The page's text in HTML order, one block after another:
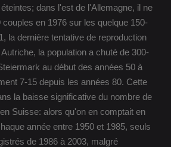
dans l'est de l'Allemagne, il ne
en 1976 sur les quelque 150-
la dernière tentative de reproduction
la population a chuté de 300-
au début des années 50 à
7-15 depuis les années 80. Cette
la baisse significative du nombre de
Suisse: alors qu'on en comptait en
année entre 1950 et 1985, seuls
de 1986 à 2003, malgré